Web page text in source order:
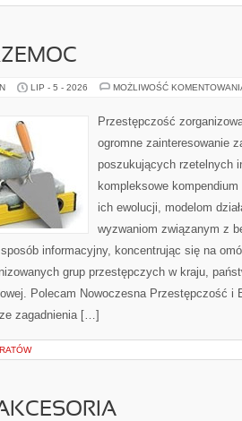
LIP - 5 - 2026 MOŻLIWOŚĆ
Przestępczość
ogromne zainteresowanie
poszukujących rzetelnych
kompleksowe
ich ewolucji, modelom
wyzwaniom związanym z
informacyjny, koncentrując się na
grup przestępczych w kraju,
Polecam Nowoczesna Przestępczość i
zagadnienia […]